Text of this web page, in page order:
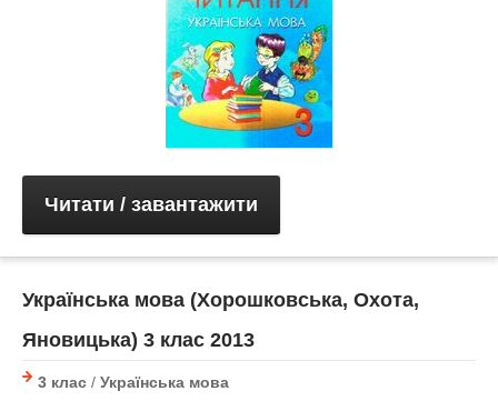
Читати / завантажити
Українська мова (Хорошковська, Охота,
Яновицька) 3 клас 2013
3 клас / Українська мова